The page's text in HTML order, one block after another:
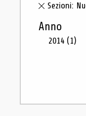
Sezioni:
Anno
2014 (1)